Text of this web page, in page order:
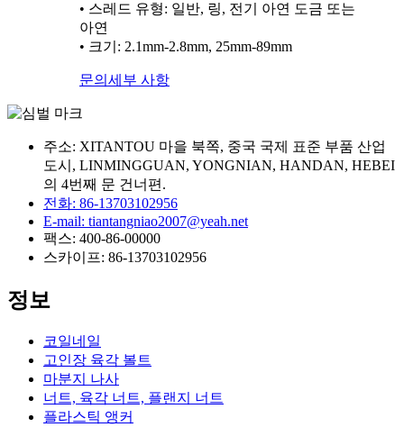
• 스레드 유형: 일반, 링, 전기 아연 도금 또는
아연
• 크기: 2.1mm-2.8mm, 25mm-89mm
문의 세부 사항
주소: XITANTOU 마을 북쪽, 중국 국제 표준 부품 산업
도시, LINMINGGUAN, YONGNIAN, HANDAN, HEBEI
의 4번째 문 건너편.
전화: 86-13703102956
E-mail: tiantangniao2007@yeah.net
팩스: 400-86-00000
스카이프: 86-13703102956
정보
코일네일
고인장 육각 볼트
마분지 나사
너트, 육각 너트, 플랜지 너트
플라스틱 앵커